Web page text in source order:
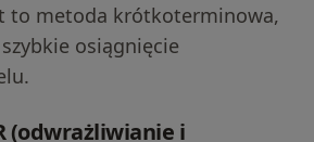
to metoda krótkoterminowa,
osiągnięcie
(odwrażliwianie i